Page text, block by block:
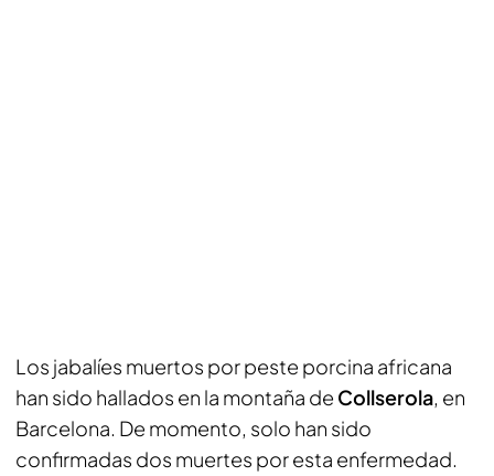
Los jabalíes muertos por peste porcina africana
han sido hallados en la montaña de Collserola, en
Barcelona. De momento, solo han sido
confirmadas dos muertes por esta enfermedad.